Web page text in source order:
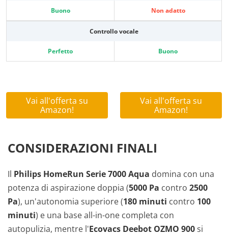
Buono Non adatto
Controllo vocale
Perfetto Buono
Vai all'offerta su
Amazon!
Vai all'offerta su
Amazon!
CONSIDERAZIONI FINALI
Il Philips HomeRun Serie 7000 Aqua domina con una
potenza di aspirazione doppia (5000 Pa contro 2500
Pa), un'autonomia superiore (180 minuti contro 100
minuti) e una base all-in-one completa con
autopulizia, mentre l'Ecovacs Deebot OZMO 900si